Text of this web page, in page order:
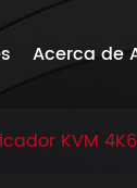
Acerca de
KVM